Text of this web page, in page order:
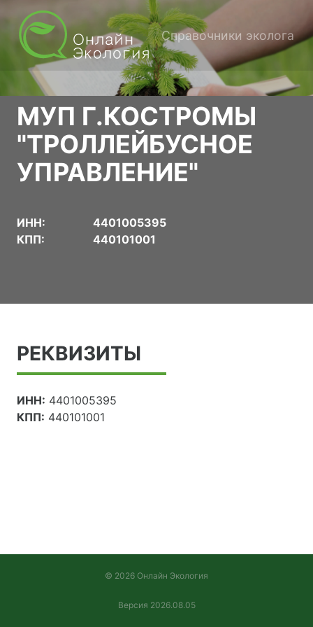
Справочники эколога
МУП Г.КОСТРОМЫ
"ТРОЛЛЕЙБУСНОЕ
УПРАВЛЕНИЕ"
ИНН:
4401005395
КПП:
440101001
РЕКВИЗИТЫ
ИНН: 4401005395
КПП: 440101001
© 2026 Онлайн Экология
Версия 2026.08.05